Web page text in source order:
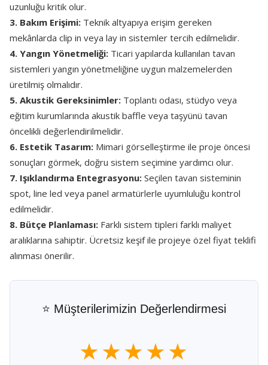
uzunluğu kritik olur.
3. Bakım Erişimi: Teknik altyapıya erişim gereken
mekânlarda clip in veya lay in sistemler tercih edilmelidir.
4. Yangın Yönetmeliği: Ticari yapılarda kullanılan tavan
sistemleri yangın yönetmeliğine uygun malzemelerden
üretilmiş olmalıdır.
5. Akustik Gereksinimler: Toplantı odası, stüdyo veya
eğitim kurumlarında akustik baffle veya taşyünü tavan
öncelikli değerlendirilmelidir.
6. Estetik Tasarım: Mimari görselleştirme ile proje öncesi
sonuçları görmek, doğru sistem seçimine yardımcı olur.
7. Işıklandırma Entegrasyonu: Seçilen tavan sisteminin
spot, line led veya panel armatürlerle uyumluluğu kontrol
edilmelidir.
8. Bütçe Planlaması: Farklı sistem tipleri farklı maliyet
aralıklarına sahiptir. Ücretsiz keşif ile projeye özel fiyat teklifi
alınması önerilir.
⭐ Müşterilerimizin Değerlendirmesi
★★★★★